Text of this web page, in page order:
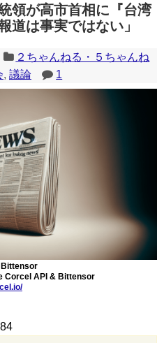
たり、サイト全体のレイアウトが崩れ
領が高市首相に『台湾
道は事実ではない」
２ちゃんねる・５ちゃんね
, 議論 1
Bittensor
Corcel API & Bittensor